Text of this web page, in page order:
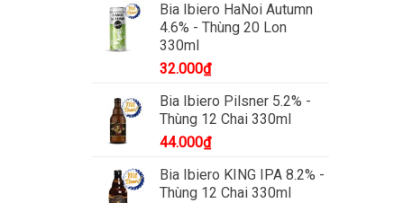
Bia Ibiero HaNoi Autumn
4.6% - Thùng 20 Lon
330ml
32.000₫
Bia Ibiero Pilsner 5.2% -
Thùng 12 Chai 330ml
44.000₫
Bia Ibiero KING IPA 8.2% -
Thùng 12 Chai 330ml